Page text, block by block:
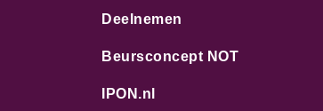
Deelnemen
Beursconcept NOT
IPON.nl